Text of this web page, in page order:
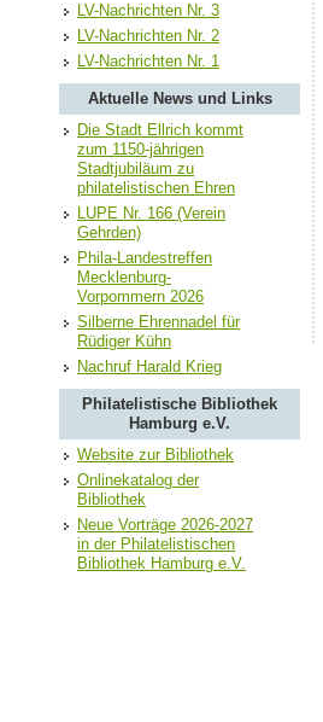
LV-Nachrichten Nr. 3
LV-Nachrichten Nr. 2
LV-Nachrichten Nr. 1
Aktuelle News und Links
Die Stadt Ellrich kommt
zum 1150-jährigen
Stadtjubiläum zu
philatelistischen Ehren
LUPE Nr. 166 (Verein
Gehrden)
Phila-Landestreffen
Mecklenburg-
Vorpommern 2026
Silberne Ehrennadel für
Rüdiger Kühn
Nachruf Harald Krieg
Philatelistische Bibliothek
Hamburg e.V.
Website zur Bibliothek
Onlinekatalog der
Bibliothek
Neue Vorträge 2026-2027
in der Philatelistischen
Bibliothek Hamburg e.V.